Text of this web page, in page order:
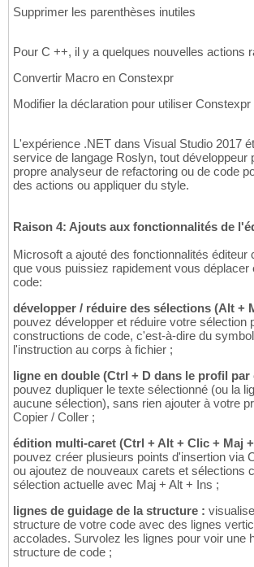
Supprimer les parenthèses inutiles
Pour C ++, il y a quelques nouvelles actions
Convertir Macro en Constexpr
Modifier la déclaration pour utiliser Constexpr
L'expérience .NET dans Visual Studio 2017
service de langage Roslyn, tout développeur
propre analyseur de refactoring ou de code
des actions ou appliquer du style.
Raison 4: Ajouts aux fonctionnalités de
Microsoft a ajouté des fonctionnalités éditeur
que vous puissiez rapidement vous déplacer
code:
développer / réduire des sélections (Alt +
pouvez développer et réduire votre sélection
constructions de code, c'est-à-dire du
l'instruction au corps à fichier ;
ligne en double (Ctrl + D dans le profil par
pouvez dupliquer le texte sélectionné (ou la
aucune sélection), sans rien ajouter à votre
Copier / Coller ;
édition multi-caret (Ctrl + Alt + Clic + Maj
pouvez créer plusieurs points d'insertion via
ou ajoutez de nouveaux carets et sélections
sélection actuelle avec Maj + Alt + Ins ;
lignes de guidage de la structure :
structure de votre code avec des lignes
accolades. Survolez les lignes pour voir une
structure de code ;